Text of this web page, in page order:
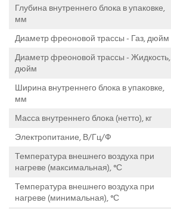
Глубина внутреннего блока в упаковке,
мм
Диаметр фреоновой трассы - Газ, дюйм
Диаметр фреоновой трассы - Жидкость,
дюйм
Ширина внутреннего блока в упаковке,
мм
Масса внутреннего блока (нетто), кг
Электропитание, В/Гц/Ф
Температура внешнего воздуха при
нагреве (максимальная), °С
Температура внешнего воздуха при
нагреве (минимальная), °С